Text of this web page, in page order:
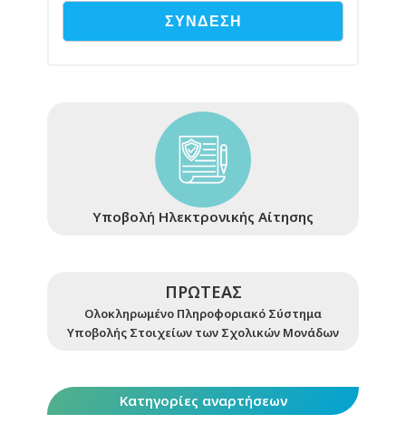
Υποβολή Ηλεκτρονικής Αίτησης
ΠΡΩΤΕΑΣ
Ολοκληρωμένο Πληροφοριακό Σύστημα
Υποβολής Στοιχείων των Σχολικών Μονάδων
Κατηγορίες αναρτήσεων